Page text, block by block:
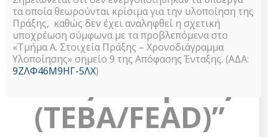
Ευρωπαϊκής
Βοήθειας για
τους Άπορους
(ΤΕΒΑ/FEAD)”
τα οποία θεωρούνται κρίσιμα για την υλοποίηση της
Πράξης, καθώς δεν έχει αναληφθεί η σχετική
υποχρέωση σύμφωνα με τα προβλεπόμενα στο
«Τμήμα Α. Στοιχεία Πράξης – Χρονοδιάγραμμα
Υλοποίησης» σημείο 9 της Απόφασης Ένταξης. (ΑΔΑ:
9ΖΛΦ46Μ9ΗΓ-5ΛΧ)